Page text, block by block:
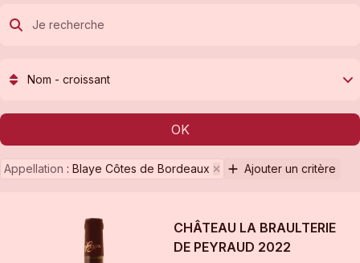
Nom - croissant
OK
Appellation : Blaye Côtes de Bordeaux Ajouter un critère
CHÂTEAU LA BRAULTERIE
DE PEYRAUD 2022